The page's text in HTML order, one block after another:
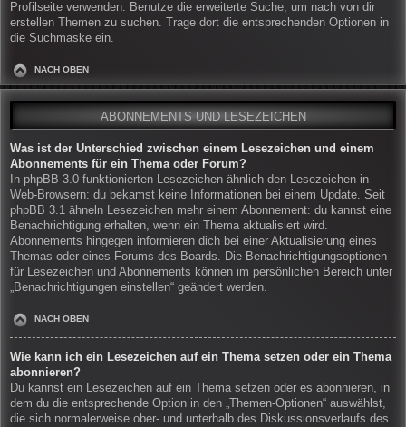
Profilseite verwenden. Benutze die erweiterte Suche, um nach von dir
erstellen Themen zu suchen. Trage dort die entsprechenden Optionen in
die Suchmaske ein.
NACH OBEN
ABONNEMENTS UND LESEZEICHEN
Was ist der Unterschied zwischen einem Lesezeichen und einem
Abonnements für ein Thema oder Forum?
In phpBB 3.0 funktionierten Lesezeichen ähnlich den Lesezeichen in
Web-Browsern: du bekamst keine Informationen bei einem Update. Seit
phpBB 3.1 ähneln Lesezeichen mehr einem Abonnement: du kannst eine
Benachrichtigung erhalten, wenn ein Thema aktualisiert wird.
Abonnements hingegen informieren dich bei einer Aktualisierung eines
Themas oder eines Forums des Boards. Die Benachrichtigungsoptionen
für Lesezeichen und Abonnements können im persönlichen Bereich unter
„Benachrichtigungen einstellen“ geändert werden.
NACH OBEN
Wie kann ich ein Lesezeichen auf ein Thema setzen oder ein Thema
abonnieren?
Du kannst ein Lesezeichen auf ein Thema setzen oder es abonnieren, in
dem du die entsprechende Option in den „Themen-Optionen“ auswählst,
die sich normalerweise ober- und unterhalb des Diskussionsverlaufs des